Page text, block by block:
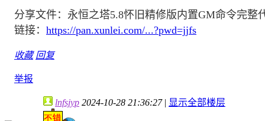
分享文件：永恒之塔5.8怀旧精修版内置GM命令完整
链接： https://pan.xunlei.com/...?pwd=jjfs
收藏 回复
举报
lnfsjyp 2024-10-28 21:36:27 | 显示全部楼层